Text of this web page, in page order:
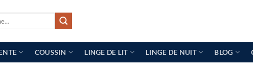
COUSSIN LINGE DE LIT LINGE DE NUIT BLOG